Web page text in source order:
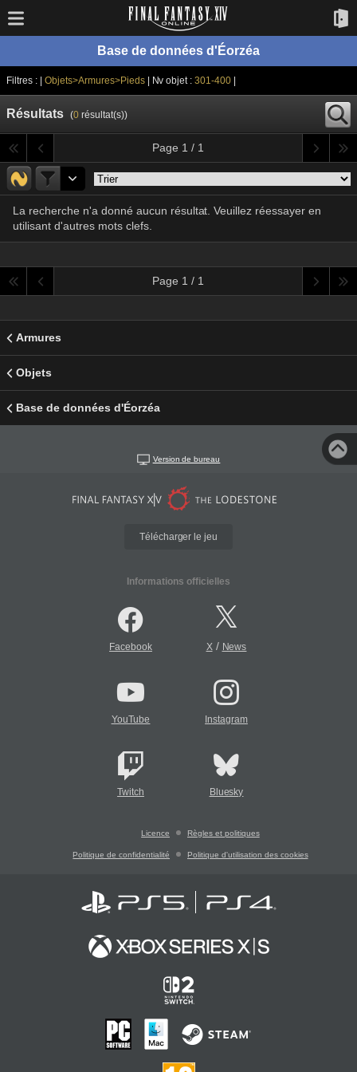
Base de données d'Éorzéa
Filtres : | Objets>Armures>Pieds | Nv objet :301-400
Résultats (0résultat(s))
Page 1 / 1
La recherche n'a donné aucun résultat. Veuillez réessayer en
utilisant d'autres mots clefs.
Page 1 / 1
Armures
Objets
Base de données d'Éorzéa
Version de bureau
Télécharger le jeu
Informations officielles
Facebook X/ News
YouTube Instagram
Twitch Bluesky
Licence Règles et politiques
Politique de confidentialité Politique d'utilisation des cookies